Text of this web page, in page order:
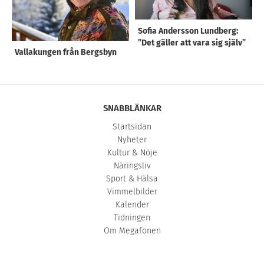
Vallakungen från Bergsbyn
Sofia Andersson Lundberg:
”Det gäller att vara sig själv”
SNABBLÄNKAR
Startsidan
Nyheter
Kultur & Nöje
Näringsliv
Sport & Hälsa
Vimmelbilder
Kalender
Tidningen
Om Megafonen